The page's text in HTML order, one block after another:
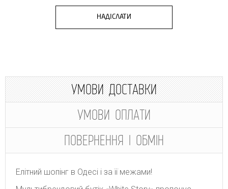
НАДІСЛАТИ
УМОВИ ДОСТАВКИ
УМОВИ ОПЛАТИ
ПОВЕРНЕННЯ І ОБМІН
Елітний шопінг в Одесі і за її межами!